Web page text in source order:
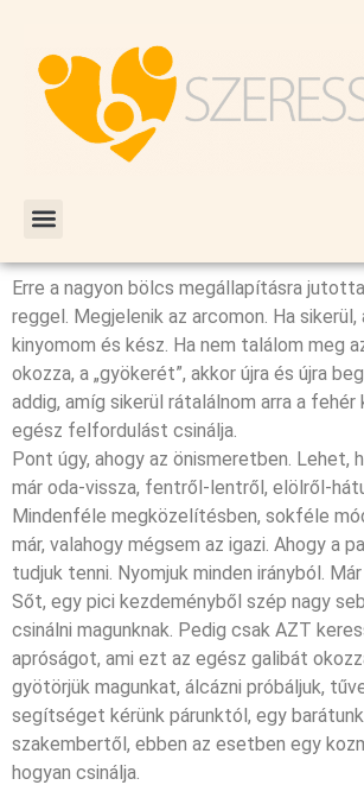
Erre a nagyon bölcs megállapításra
reggel. Megjelenik az arcomon. Ha
kinyomom és kész. Ha nem találom meg
okozza, a „gyökerét”, akkor újra és újra
addig, amíg sikerül rátalálnom arra a fehér
egész felfordulást csinálja.
Pont úgy, ahogy az önismeretben. Lehet,
már oda-vissza, fentről-lentről, elölről-
Mindenféle megközelítésben, sokféle
már, valahogy mégsem az igazi. Ahogy a
tudjuk tenni. Nyomjuk minden irányból.
Sőt, egy pici kezdeményből szép nagy
csinálni magunknak. Pedig csak AZT
apróságot, ami ezt az egész galibát
gyötörjük magunkat, álcázni próbáljuk,
segítséget kérünk párunktól, egy
szakembertől, ebben az esetben egy
hogyan csinálja.